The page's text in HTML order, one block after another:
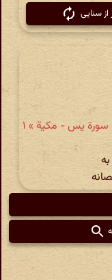
میبدی » کشف الاسرار و عدة الابرار » ۳۶- سورة یس - مکیة » ۱